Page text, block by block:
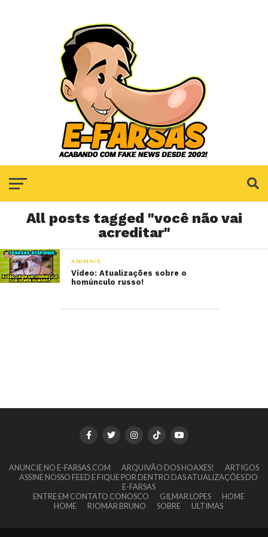
All posts tagged "você não vai
acreditar"
ANIMAIS
Vídeo: Atualizações sobre o
homúnculo russo!
ANUNCIE NO E-FARSAS.COM ARQUIVÃO DOS HOAXES!
ARTIGOS
ASSINE NOSSO FEED E FIQUE POR DENTRO DAS ATUALIZAÇÕES DO
E-FARSAS
ENTRE EM CONTATO CONOSCO
GILMAR LOPES
HOME
HOME
RIOMAR BRUNO SOBRE ULTIMAS